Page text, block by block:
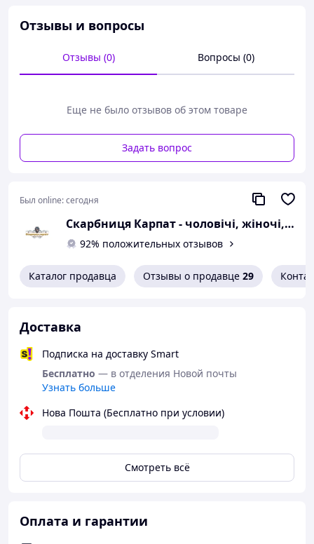
Ріст:.146.152.158.164.170
Детальний опис виробу:
Колір тканини: зелений
Робота: машинна, вишивка
Орнамент: вишивка чорний
Техніка виконання: машинна робота, довгий
рукав
Цікавий орнамент на вишиванці, який
символізує чоловічу енергію, розвиток та
Отзывы и вопросы
Отзывы (0) Вопросы (0)
Еще не было отзывов об этом товаре
Задать вопрос
Был online:сегодня
Скарбниця Карпат - чоловічі, жіночі, дитячі вишиванки, гердани, ручної роботи
92% положительных отзывов
Каталог продавца Отзывы о продавце 29
Доставка
Подписка на доставку Smart
Бесплатно — в отделения Новой почты
Узнать больше
Нова Пошта (Бесплатно при условии)
Смотреть всё
Оплата и гарантии